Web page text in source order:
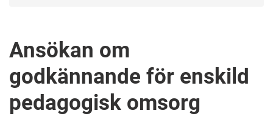
Ansökan om
godkännande för enskild
pedagogisk omsorg